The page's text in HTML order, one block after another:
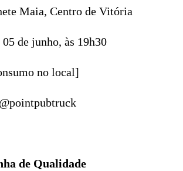
Maia, Centro de Vitória
de junho, às 19h30
no local]
de Qualidade